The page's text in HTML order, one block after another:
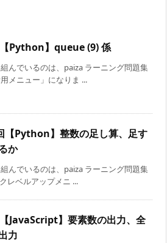
Python】queue (9) 係
んでいるのは、paiza ラーニング問題集
用メニュー」になりま ...
【Python】整数の足し算、足す
か
んでいるのは、paiza ラーニング問題集
クレベルアップメニ ...
JavaScript】要素数の出力、全
力